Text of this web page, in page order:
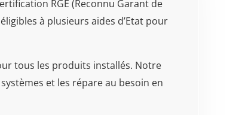
RGE (Reconnu Garant de
à plusieurs aides d’Etat pour
tous les produits installés. Notre
et les répare au besoin en